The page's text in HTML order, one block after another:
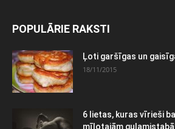
POPULĀRIE RAKSTI
Ļoti garšīgas un
18/11/2015
6 lietas, kuras vīrieši
mīļotajām